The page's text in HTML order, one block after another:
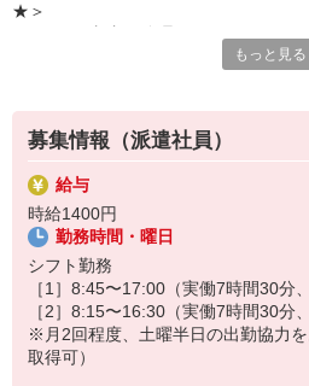
★＞
※マニュアル・ルールに沿ってシステ
です★
もっと見る
募集情報（派遣社員）
給与
時給1400円
勤務時間・曜日
シフト勤務
［1］8:45〜17:00（実働7時間30分
［2］8:15〜16:30（実働7時間30分
※月2回程度、土曜半日の出勤協力
取得可）